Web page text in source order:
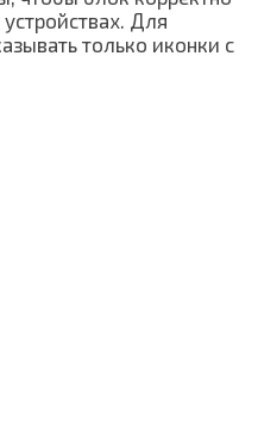
Для
только иконки с